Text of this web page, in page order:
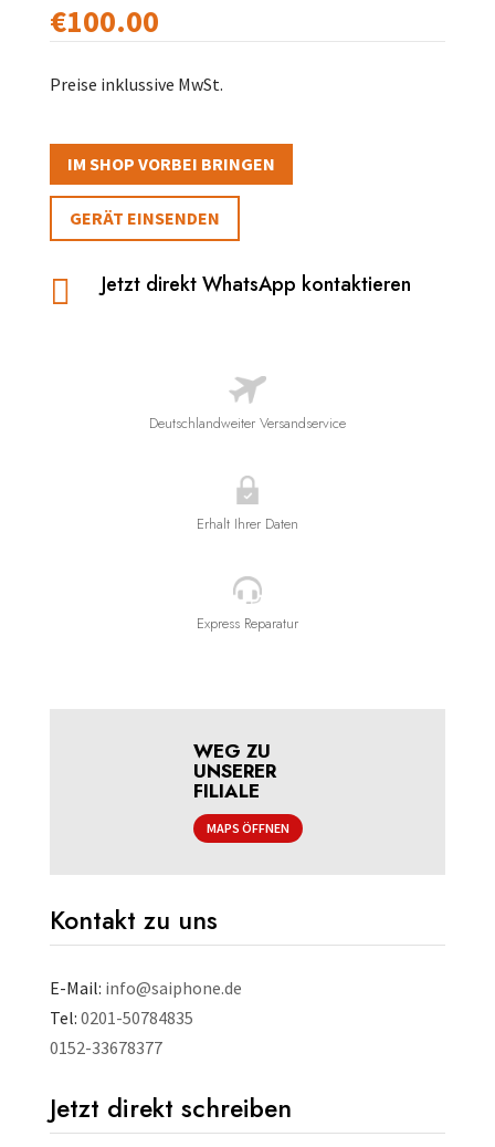
€100.00
Preise inklussive MwSt.
IM SHOP VORBEI BRINGEN
GERÄT EINSENDEN
 Jetzt direkt WhatsApp kontaktieren
Deutschlandweiter Versandservice
Erhalt Ihrer Daten
Express Reparatur
WEG ZU
UNSERER
FILIALE
MAPS ÖFFNEN
Kontakt zu uns
E-Mail: info@saiphone.de
Tel: 0201-50784835
0152-33678377
Jetzt direkt schreiben